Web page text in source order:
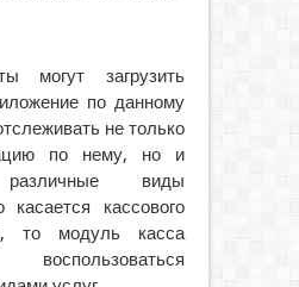
могут загрузить
по данному
не только
по нему, но и
различные виды
касается кассового
то модуль касса